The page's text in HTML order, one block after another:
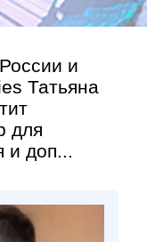
и
Татьяна
для
и доп...